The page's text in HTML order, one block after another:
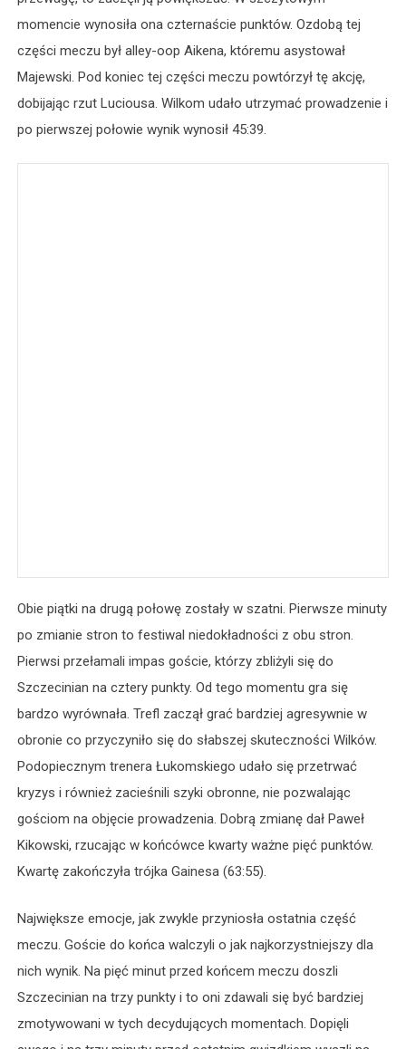
momencie wynosiła ona czternaście punktów. Ozdobą tej
części meczu był alley-oop Aikena, któremu asystował
Majewski. Pod koniec tej części meczu powtórzył tę akcję,
dobijając rzut Luciousa. Wilkom udało utrzymać prowadzenie i
po pierwszej połowie wynik wynosił 45:39.
Obie piątki na drugą połowę zostały w szatni. Pierwsze minuty
po zmianie stron to festiwal niedokładności z obu stron.
Pierwsi przełamali impas goście, którzy zbliżyli się do
Szczecinian na cztery punkty. Od tego momentu gra się
bardzo wyrównała. Trefl zaczął grać bardziej agresywnie w
obronie co przyczyniło się do słabszej skuteczności Wilków.
Podopiecznym trenera Łukomskiego udało się przetrwać
kryzys i również zacieśnili szyki obronne, nie pozwalając
gościom na objęcie prowadzenia. Dobrą zmianę dał Paweł
Kikowski, rzucając w końcówce kwarty ważne pięć punktów.
Kwartę zakończyła trójka Gainesa (63:55).
Największe emocje, jak zwykle przyniosła ostatnia część
meczu. Goście do końca walczyli o jak najkorzystniejszy dla
nich wynik. Na pięć minut przed końcem meczu doszli
Szczecinian na trzy punkty i to oni zdawali się być bardziej
zmotywowani w tych decydujących momentach. Dopięli